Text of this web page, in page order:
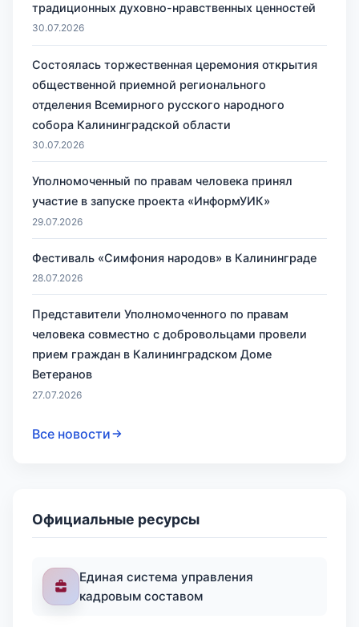
традиционных духовно-нравственных ценностей
30.07.2026
Состоялась торжественная церемония открытия
общественной приемной регионального
отделения Всемирного русского народного
собора Калининградской области
30.07.2026
Уполномоченный по правам человека принял
участие в запуске проекта «ИнформУИК»
29.07.2026
Фестиваль «Симфония народов» в Калининграде
28.07.2026
Представители Уполномоченного по правам
человека совместно с добровольцами провели
прием граждан в Калининградском Доме
Ветеранов
27.07.2026
Все новости
Официальные ресурсы
Единая система управления
кадровым составом